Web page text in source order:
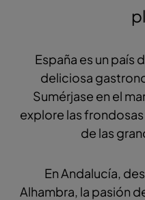
España es un país
deliciosa
Sumérjase en el
explore las
de las
En Andalucía,
Alhambra, la pasión